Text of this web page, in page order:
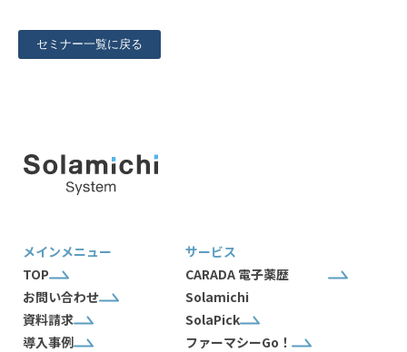
セミナー一覧に戻る
メインメニュー
TOP
お問い合わせ
資料請求
導入事例
サービス
CARADA 電子薬歴
Solamichi
SolaPick
ファーマシーGo！